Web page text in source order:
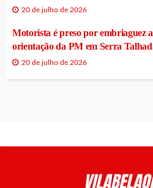
20 de julho de 2026
Motorista é preso por embriaguez
orientação da PM em Serra
20 de julho de 2026